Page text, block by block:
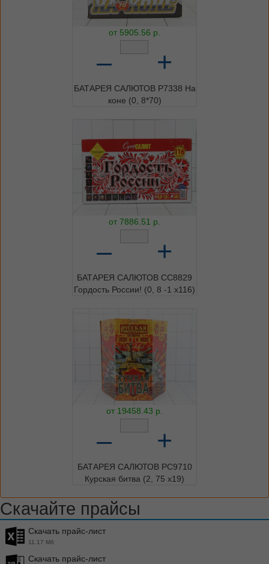
от 5905.56 р.
– +
БАТАРЕЯ САЛЮТОВ Р7338 На
коне (0, 8*70)
от 7886.51 р.
– +
БАТАРЕЯ САЛЮТОВ СС8829
Гордость России! (0, 8 -1 х116)
от 19458.43 р.
– +
БАТАРЕЯ САЛЮТОВ РС9710
Курская битва (2, 75 х19)
Скачайте прайсы
Скачать прайс-лист
11.17 Мб
Скачать прайс-лист